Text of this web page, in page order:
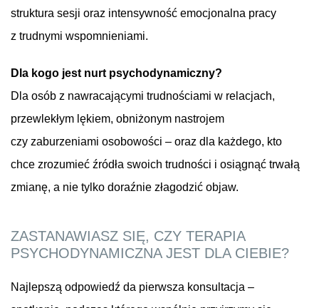
struktura sesji oraz intensywność emocjonalna pracy
z trudnymi wspomnieniami.
Dla kogo jest nurt psychodynamiczny?
Dla osób z nawracającymi trudnościami w relacjach,
przewlekłym lękiem, obniżonym nastrojem
czy zaburzeniami osobowości – oraz dla każdego, kto
chce zrozumieć źródła swoich trudności i osiągnąć trwałą
zmianę, a nie tylko doraźnie złagodzić objaw.
ZASTANAWIASZ SIĘ, CZY TERAPIA
PSYCHODYNAMICZNA JEST DLA CIEBIE?
Najlepszą odpowiedź da pierwsza konsultacja –